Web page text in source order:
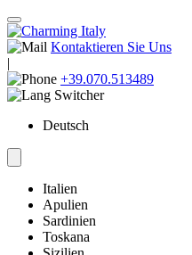
Kontaktieren Sie Uns
|
+39.070.513489
Deutsch
Italien
Apulien
Sardinien
Toskana